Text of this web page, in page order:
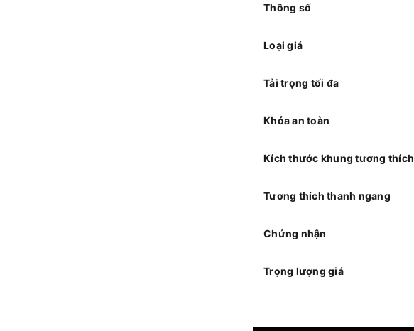
Thông số
Loại giá
Tải trọng tối đa
Khóa an toàn
Kích thước khung tương thích
Tương thích thanh ngang
Chứng nhận
Trọng lượng giá